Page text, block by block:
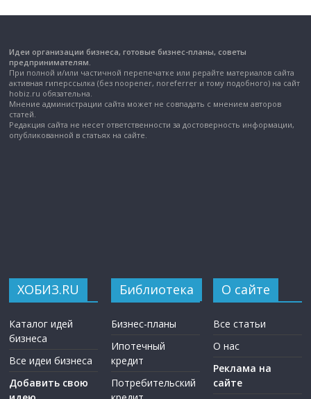
Идеи организации бизнеса, готовые бизнес-планы, советы
предпринимателям.
При полной и/или частичной перепечатке или рерайте материалов сайта
активная гиперссылка (без noopener, noreferrer и тому подобного) на сайт
hobiz.ru обязательна.
Мнение администрации сайта может не совпадать с мнением авторов
статей.
Редакция сайта не несет ответственности за достоверность информации,
опубликованной в статьях на сайте.
ХОБИЗ.RU
Каталог идей
бизнеса
Все идеи бизнеса
Добавить свою
Библиотека
Бизнес-планы
Ипотечный
кредит
Потребительский
О сайте
Все статьи
О нас
Реклама на
сайте